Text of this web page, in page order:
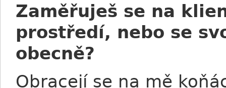
Zaměřuješ se na
prostředí, nebo se
obecně?
Obracejí se na mě